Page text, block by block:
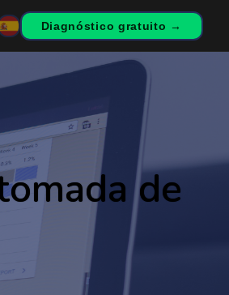
Diagnóstico gratuito →
de